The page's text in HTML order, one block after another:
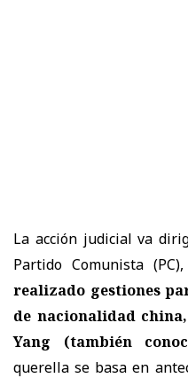
La acción judicial va
Partido Comunista
realizado gestiones
de nacionalidad
Yang (también
querella se basa en